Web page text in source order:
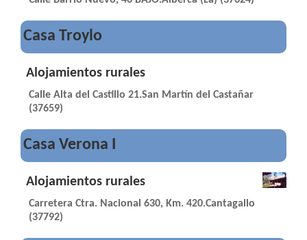
Casa Troylo
Alojamientos rurales
Calle Alta del Castillo 21.San Martín del Castañar
(37659)
Casa Verona I
Alojamientos rurales
Carretera Ctra. Nacional 630, Km. 420.Cantagallo
(37792)